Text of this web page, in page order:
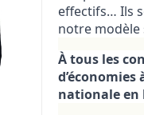
effectifs… Ils
notre modèle
À tous les
d’économies
nationale en